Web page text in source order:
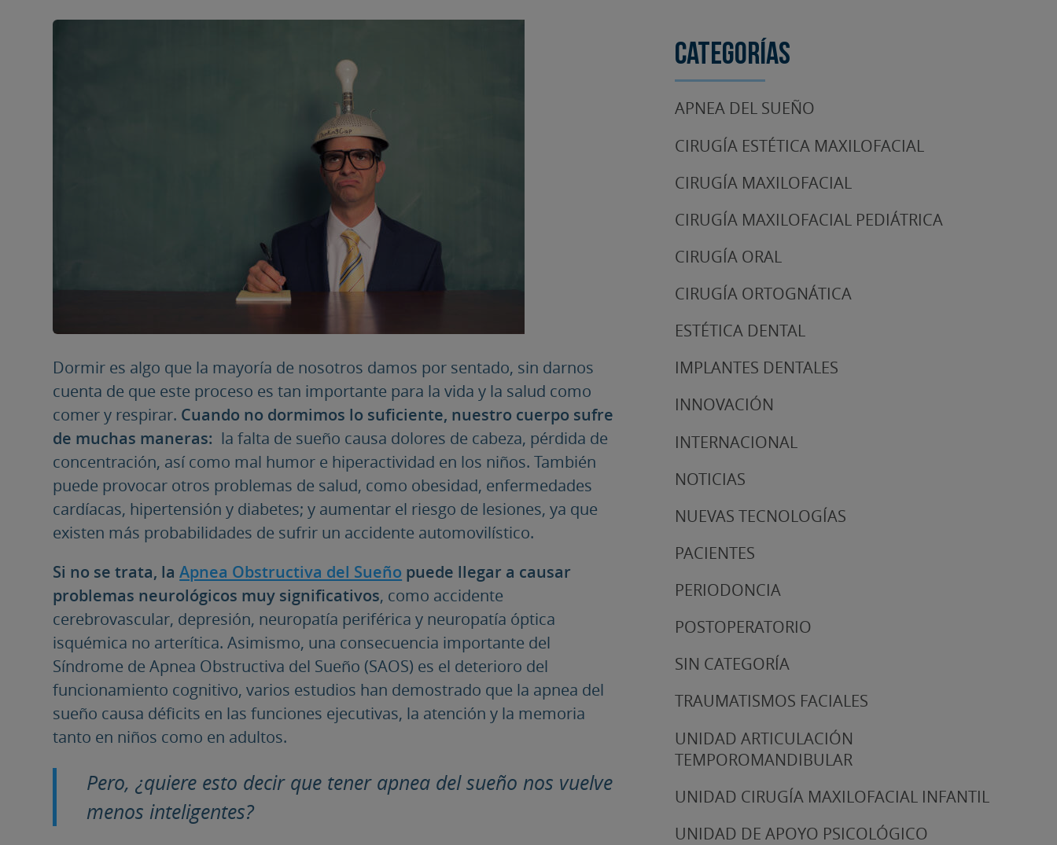
Dormir es algo que la mayoría de nosotros damos por sentado, sin darnos
cuenta de que este proceso es tan importante para la vida y la salud como
comer y respirar. Cuando no dormimos lo suficiente, nuestro cuerpo sufre
de muchas maneras: la falta de sueño causa dolores de cabeza, pérdida de
concentración, así como mal humor e hiperactividad en los niños. También
puede provocar otros problemas de salud, como obesidad, enfermedades
cardíacas, hipertensión y diabetes; y aumentar el riesgo de lesiones, ya que
existen más probabilidades de sufrir un accidente automovilístico.
Si no se trata, laApnea Obstructiva del Sueño puede llegar a causar
problemas neurológicos muy significativos, como accidente
cerebrovascular, depresión, neuropatía periférica y neuropatía óptica
isquémica no arterítica. Asimismo, una consecuencia importante del
Síndrome de Apnea Obstructiva del Sueño (SAOS) es el deterioro del
funcionamiento cognitivo, varios estudios han demostrado que la apnea del
sueño causa déficits en las funciones ejecutivas, la atención y la memoria
tanto en niños como en adultos.
Pero, ¿quiere esto decir que tener apnea del sueño nos vuelve
menos inteligentes?
Categorías
APNEA DEL SUEÑO
CIRUGÍA ESTÉTICA MAXILOFACIAL
CIRUGÍA MAXILOFACIAL
CIRUGÍA MAXILOFACIAL PEDIÁTRICA
CIRUGÍA ORAL
CIRUGÍA ORTOGNÁTICA
ESTÉTICA DENTAL
IMPLANTES DENTALES
INNOVACIÓN
INTERNACIONAL
NOTICIAS
NUEVAS TECNOLOGÍAS
PACIENTES
PERIODONCIA
POSTOPERATORIO
SIN CATEGORÍA
TRAUMATISMOS FACIALES
UNIDAD ARTICULACIÓN
TEMPOROMANDIBULAR
UNIDAD CIRUGÍA MAXILOFACIAL INFANTIL
UNIDAD DE APOYO PSICOLÓGICO